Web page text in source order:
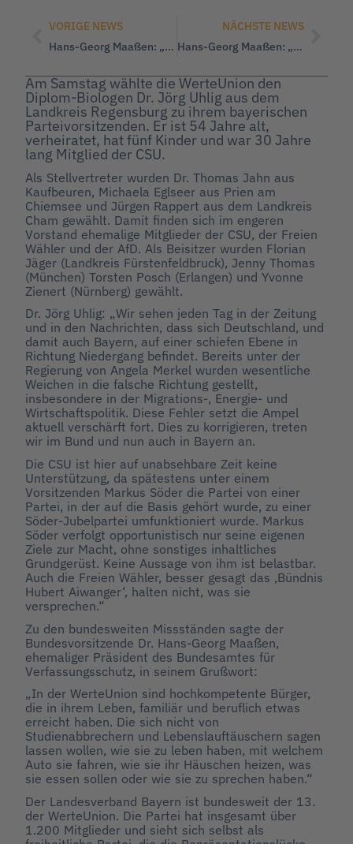
VORIGE NEWS
Hans-Georg Maaßen: „Olaf Scholz‘ ‚Rede zur Demokratie‘ ist ein Hohn!“
NÄCHSTE NEWS
Hans-Georg Maaßen: „Asyl- und Sicherheitspaket ist nichts anderes als Ablenkungsmanöver!“
Am Samstag wählte die WerteUnion den
Diplom-Biologen Dr. Jörg Uhlig aus dem
Landkreis Regensburg zu ihrem bayerischen
Parteivorsitzenden. Er ist 54 Jahre alt,
verheiratet, hat fünf Kinder und war 30 Jahre
lang Mitglied der CSU.
Als Stellvertreter wurden Dr. Thomas Jahn aus
Kaufbeuren, Michaela Eglseer aus Prien am
Chiemsee und Jürgen Rappert aus dem Landkreis
Cham gewählt. Damit finden sich im engeren
Vorstand ehemalige Mitglieder der CSU, der Freien
Wähler und der AfD. Als Beisitzer wurden Florian
Jäger (Landkreis Fürstenfeldbruck), Jenny Thomas
(München) Torsten Posch (Erlangen) und Yvonne
Zienert (Nürnberg) gewählt.
Dr. Jörg Uhlig: „Wir sehen jeden Tag in der Zeitung
und in den Nachrichten, dass sich Deutschland, und
damit auch Bayern, auf einer schiefen Ebene in
Richtung Niedergang befindet. Bereits unter der
Regierung von Angela Merkel wurden wesentliche
Weichen in die falsche Richtung gestellt,
insbesondere in der Migrations-, Energie- und
Wirtschaftspolitik. Diese Fehler setzt die Ampel
aktuell verschärft fort. Dies zu korrigieren, treten
wir im Bund und nun auch in Bayern an.
Die CSU ist hier auf unabsehbare Zeit keine
Unterstützung, da spätestens unter einem
Vorsitzenden Markus Söder die Partei von einer
Partei, in der auf die Basis gehört wurde, zu einer
Söder-Jubelpartei umfunktioniert wurde. Markus
Söder verfolgt opportunistisch nur seine eigenen
Ziele zur Macht, ohne sonstiges inhaltliches
Grundgerüst. Keine Aussage von ihm ist belastbar.
Auch die Freien Wähler, besser gesagt das ‚Bündnis
Hubert Aiwanger‘, halten nicht, was sie
versprechen.“
Zu den bundesweiten Missständen sagte der
Bundesvorsitzende Dr. Hans-Georg Maaßen,
ehemaliger Präsident des Bundesamtes für
Verfassungsschutz, in seinem Grußwort:
„In der WerteUnion sind hochkompetente Bürger,
die in ihrem Leben, familiär und beruflich etwas
erreicht haben. Die sich nicht von
Studienabbrechern und Lebenslauftäuschern sagen
lassen wollen, wie sie zu leben haben, mit welchem
Auto sie fahren, wie sie ihr Häuschen heizen, was
sie essen sollen oder wie sie zu sprechen haben.“
Der Landesverband Bayern ist bundesweit der 13.
der WerteUnion. Die Partei hat insgesamt über
1.200 Mitglieder und sieht sich selbst als